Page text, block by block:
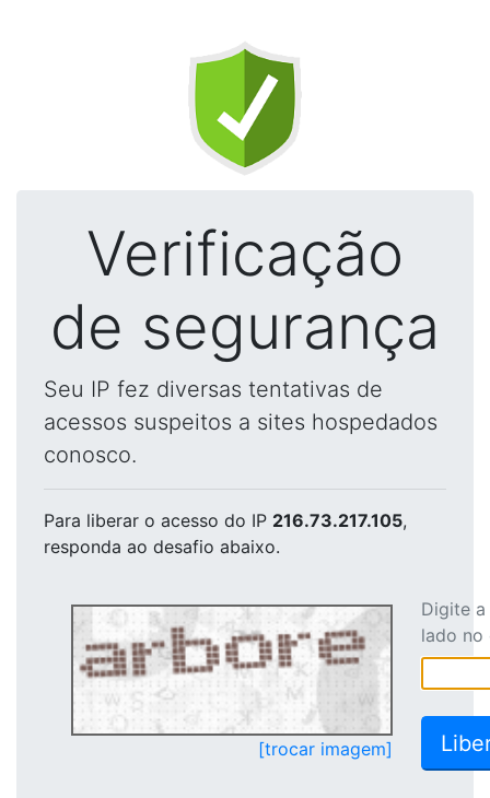
Verificação
de segurança
Seu IP fez diversas tentativas de
acessos suspeitos a sites hospedados
conosco.
Para liberar o acesso do IP 216.73.217.105,
responda ao desafio abaixo.
[trocar imagem]
Digite
lado no